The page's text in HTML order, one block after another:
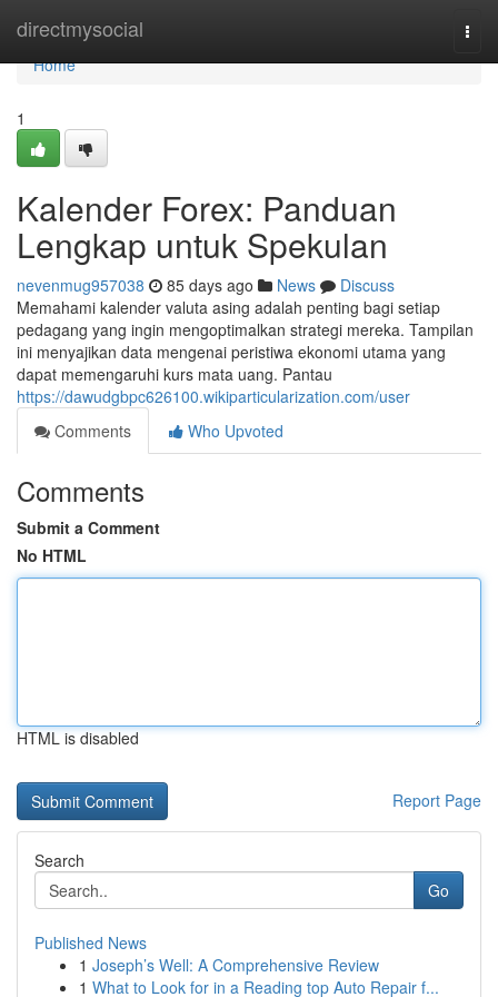
directmysocial
Home
Home
1
Kalender Forex: Panduan
Lengkap untuk Spekulan
nevenmug957038 85 days ago News
Discuss
Memahami kalender valuta asing adalah penting bagi setiap
pedagang yang ingin mengoptimalkan strategi mereka. Tampilan
ini menyajikan data mengenai peristiwa ekonomi utama yang
dapat memengaruhi kurs mata uang. Pantau
https://dawudgbpc626100.wikiparticularization.com/user
Comments
Who Upvoted
Comments
Submit a Comment
No HTML
HTML is disabled
Report Page
Search
Go
Published News
1 Joseph’s Well: A Comprehensive Review
1 What to Look for in a Reading top Auto Repair f...